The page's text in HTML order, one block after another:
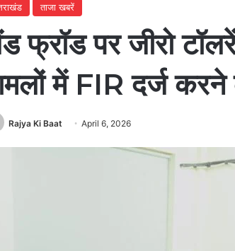
ताजा खबरें
फ्रॉड पर जीरो
में FIR दर्ज करने
Rajya Ki Baat April 6, 2026